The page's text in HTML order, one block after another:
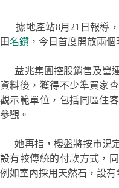
據地產站8月21日報導，
田名鑽 ，今日首度開放兩個
益兆集團控股銷售及營
資料後，獲得不少準買家
觀示範單位，包括同區住
參觀。
她再指，樓盤將按市況
設有較傳統的付款方式，
例如室內採用天然石，設有